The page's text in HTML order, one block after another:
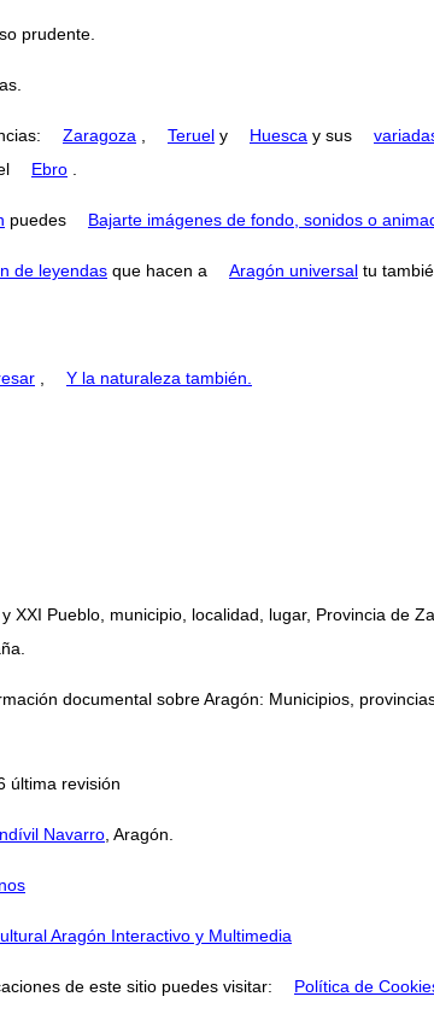
prudente.
Zaragoza Teruel y Huesca y sus
Ebro
puedes Bajarte imágenes de fondo, sonidos o
de leyendas que hacen a Aragón universal tu
Y la naturaleza también.
Pueblo, municipio, localidad, lugar, Provincia de
documental sobre Aragón: Municipios,
última revisión
Navarro , Aragón.
Aragón Interactivo y Multimedia
de este sitio puedes visitar: Política de